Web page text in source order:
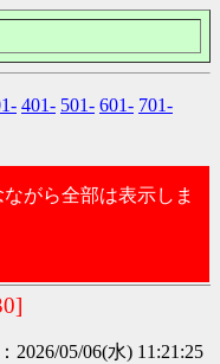
401- 501- 601- 701-
がら全部は表示しま
：2026/05/06(水) 11:21:25